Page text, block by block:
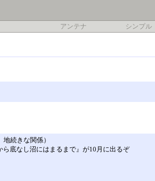
アンテナ シンプル
続きな関係）
底なし沼にはまるまで』が10月に出るぞ